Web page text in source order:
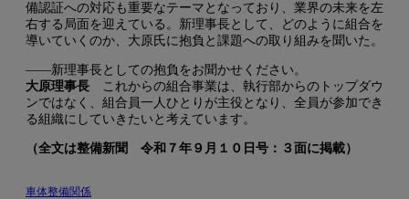
備認証への対応も重要なテーマとなっており、業界の未来を左
右する局面を迎えている。新理事長として、どのように組合を
導いていくのか、大原氏に抱負と課題への取り組みを聞いた。
――新理事長としての抱負をお聞かせください。
大原理事長 これからの組合事業は、執行部からのトップダウ
ンではなく、組合員一人ひとりが主役となり、全員が参加でき
る組織にしていきたいと考えています。
（全文は整備新聞 令和７年９月１０日号：３面に掲載）
車体整備関係